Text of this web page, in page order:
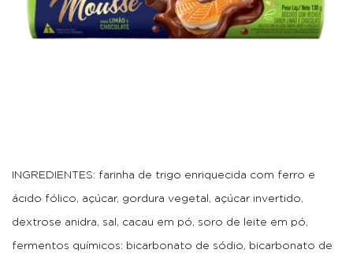
INGREDIENTES: farinha de trigo enriquecida com ferro e
ácido fólico, açúcar, gordura vegetal, açúcar invertido,
dextrose anidra, sal, cacau em pó, soro de leite em pó,
fermentos químicos: bicarbonato de sódio, bicarbonato de